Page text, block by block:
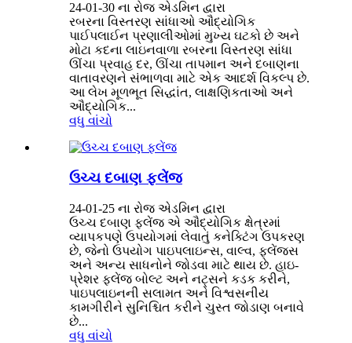
24-01-30 ના રોજ એડમિન દ્વારા
રબરના વિસ્તરણ સાંધાઓ ઔદ્યોગિક
પાઈપલાઈન પ્રણાલીઓમાં મુખ્ય ઘટકો છે અને
મોટા કદના લાઇનવાળા રબરના વિસ્તરણ સાંધા
ઊંચા પ્રવાહ દર, ઊંચા તાપમાન અને દબાણના
વાતાવરણને સંભાળવા માટે એક આદર્શ વિકલ્પ છે.
આ લેખ મૂળભૂત સિદ્ધાંત, લાક્ષણિકતાઓ અને
ઔદ્યોગિક...
વધુ વાંચો
ઉચ્ચ દબાણ ફ્લેંજ
24-01-25 ના રોજ એડમિન દ્વારા
ઉચ્ચ દબાણ ફ્લેંજ એ ઔદ્યોગિક ક્ષેત્રમાં
વ્યાપકપણે ઉપયોગમાં લેવાતું કનેક્ટિંગ ઉપકરણ
છે, જેનો ઉપયોગ પાઇપલાઇન્સ, વાલ્વ, ફ્લેંજ્સ
અને અન્ય સાધનોને જોડવા માટે થાય છે. હાઇ-
પ્રેશર ફ્લેંજ બોલ્ટ અને નટ્સને કડક કરીને,
પાઇપલાઇનની સલામત અને વિશ્વસનીય
કામગીરીને સુનિશ્ચિત કરીને ચુસ્ત જોડાણ બનાવે
છે...
વધુ વાંચો